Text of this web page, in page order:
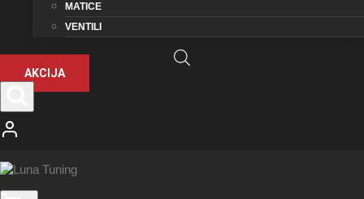
MATICE
VENTILI
AKCIJA